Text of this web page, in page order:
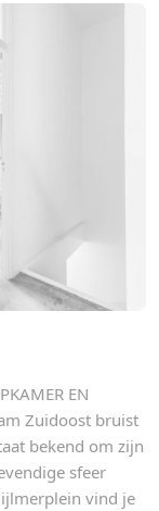
EN
Zuidoost bruist
bekend om zijn
sfeer
vind je